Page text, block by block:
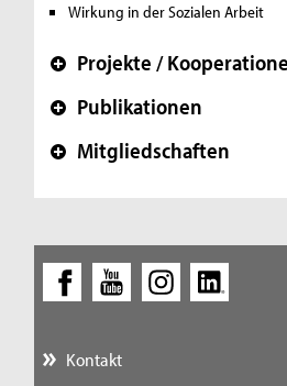
Wirkung in der Sozialen Arbeit
+ Projekte /
+ Publikationen
+ Mitgliedschaften
Kontakt